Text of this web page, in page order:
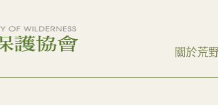
關於荒